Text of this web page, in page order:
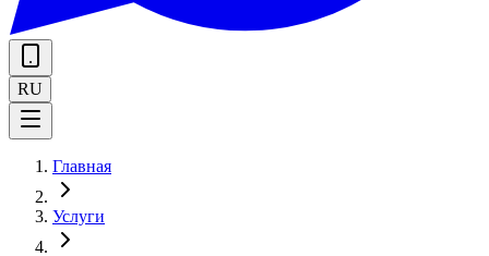
RU
Главная
Услуги